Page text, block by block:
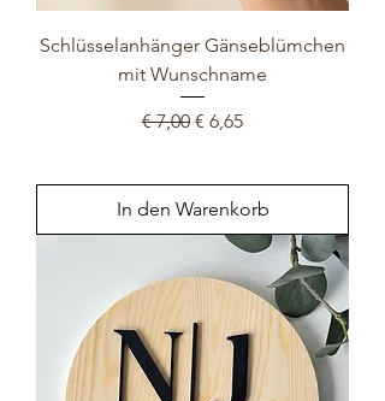
Schlüsselanhänger Gänseblümchen
mit Wunschname
Standardpreis
€ 7,00 Sale-Preis
€ 6,65
In den Warenkorb